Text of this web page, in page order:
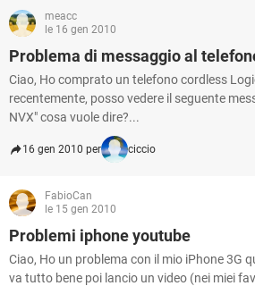
meacc
le 16 gen 2010
Problema di messaggio al
Ciao, Ho comprato un telefono cordless
recentemente, posso vedere il seguente
NVX" cosa vuole dire?...
16 gen 2010 per ciccio
FabioCan
le 15 gen 2010
Problemi iphone youtube
Ciao, Ho un problema con il mio iPhone 3G
va tutto bene poi lancio un video (nei miei